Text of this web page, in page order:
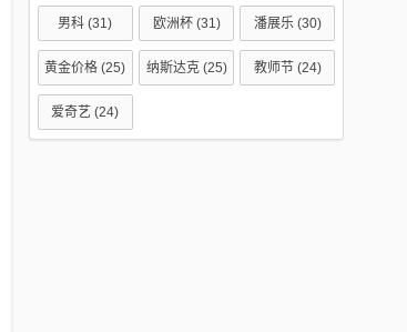
男科 (31) 欧洲杯(31) 潘展乐(30)
黄金价格 (25) 纳斯达克(25) 教师节 (24)
爱奇艺 (24)